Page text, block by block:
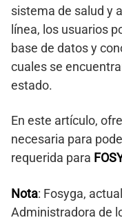
sistema de salud y
línea, los usuarios
base de datos y
cuales se
estado.
En este artículo,
necesaria para
requerida para
Nota: Fosyga,
Administradora de